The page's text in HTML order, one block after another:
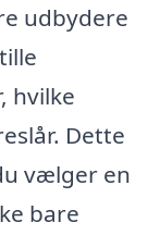
udbydere
hvilke
Dette
vælger en
bare